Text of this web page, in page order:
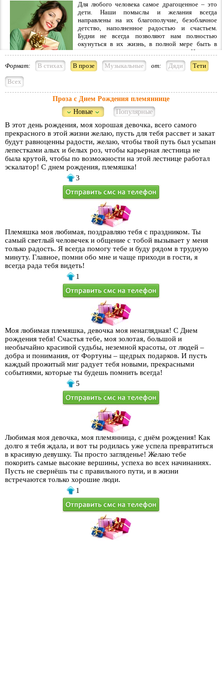
Для любого человека самое драгоценное – это
дети. Наши помыслы и желания всегда
направлены на их благополучие, безоблачное
детство, наполненное радостью и счастьем.
Будни не всегда позволяют нам полностью
окунуться в их жизнь, в полной мере быть в
курсе их дел, уделять им внимание. Но когда
приходят выходные или праздничные дни, мы стараемся порадовать их
приятными сюрпризами и подарками. Племянники есть почти у всех, и мы
их любим не меньше, чем своих детишек, всегда радуемся их достижениям,
огорчаемся и переживаем, если у них не все складывается просто. И
поздравления от тети с днем рождения– это то, чего они с нетерпением
ждут на именины.
Нужно выбирать презенты, исходя из возраста племянницы. Можно и даже
необходимо советоваться с мамой, если девочка совсем крохотная, потому
что если, к примеру, мы хотим купить в подарок что-то из одежды или
обуви, есть вероятность ошибиться с размером. В любом случае, если
ребенок маленький, его мамочке следует подарить букет цветов, так как все
поздравления принимает она. Неплохо будет спеть имениннице детскую
песенку, организовать конкурсы с вручением призов, можно разыграть
сценку из любимой сказки малышки. Для взрослой девушки лучше всего
подойдет поздравительная проза племяннице. А подарить виновнице
торжества можно хороший косметический набор или какое-то драгоценное
украшение, если бюджет позволяет это сделать. В любом случае для
молодой девушки нужно многое, чтобы чувствовать себя комфортно, так
что выбор вариантов достаточно широк.
Формат: В стихах В прозе Музыкальные от: Дяди Тети
Всех
Проза с Днем Рождения племяннице
Новые
Популярные
В этот день рождения, моя хорошая девочка, всего самого
прекрасного в этой жизни желаю, пусть для тебя рассвет и закат
будут равноценны радости, желаю, чтобы твой путь был усыпан
лепестками алых и белых роз, чтобы карьерная лестница не
была крутой, чтобы по возможности на этой лестнице работал
эскалатор! С днем рождения, племяшка!
3
Племяшка моя любимая, поздравляю тебя с праздником. Ты
самый светлый человечек и общение с тобой вызывает у меня
только радость. Я всегда помогу тебе и буду рядом в трудную
минуту. Главное, помни обо мне и чаще приходи в гости, я
всегда рада тебя видеть!
1
Моя любимая племяшка, девочка моя ненаглядная! С Днем
рождения тебя! Счастья тебе, моя золотая, большой и
необычайно красивой судьбы, неземной красоты, от людей –
добра и понимания, от Фортуны – щедрых подарков. И пусть
каждый прожитый миг радует тебя новыми, прекрасными
событиями, которые ты будешь помнить всегда!
5
Любимая моя девочка, моя племянница, с днём рождения! Как
долго я тебя ждала, и вот ты родилась уже успела превратиться
в красивую девушку. Ты просто загляденье! Желаю тебе
покорить самые высокие вершины, успеха во всех начинаниях.
Пусть не свернёшь ты с правильного пути, и в жизни
встречаются только хорошие люди.
1